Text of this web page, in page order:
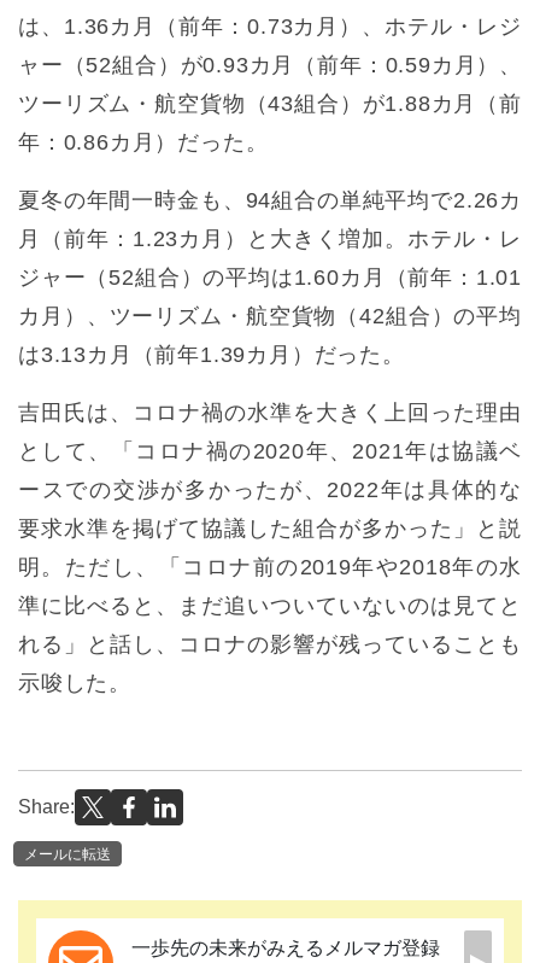
は、1.36カ月（前年：0.73カ月）、ホテル・レジ
ャー（52組合）が0.93カ月（前年：0.59カ月）、
ツーリズム・航空貨物（43組合）が1.88カ月（前
年：0.86カ月）だった。
夏冬の年間一時金も、94組合の単純平均で2.26カ
月（前年：1.23カ月）と大きく増加。ホテル・レ
ジャー（52組合）の平均は1.60カ月（前年：1.01
カ月）、ツーリズム・航空貨物（42組合）の平均
は3.13カ月（前年1.39カ月）だった。
吉田氏は、コロナ禍の水準を大きく上回った理由
として、「コロナ禍の2020年、2021年は協議ベ
ースでの交渉が多かったが、2022年は具体的な
要求水準を掲げて協議した組合が多かった」と説
明。ただし、「コロナ前の2019年や2018年の水
準に比べると、まだ追いついていないのは見てと
れる」と話し、コロナの影響が残っていることも
示唆した。
Share:
メールに転送
一歩先の未来がみえるメルマガ登録